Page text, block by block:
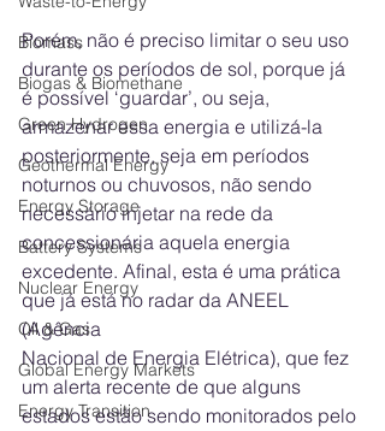
Biomass
Biogas & Biomethane
Green Hydrogen
Geothermal Energy
Energy Storage
Battery Systems
Nuclear Energy
Oil & Gas
Global Energy Markets
Energy Transition
Porém, não é preciso limitar o seu uso
durante os períodos de sol, porque já
é possível ‘guardar’, ou seja,
armazenar essa energia e utilizá-la
posteriormente, seja em períodos
noturnos ou chuvosos, não sendo
necessário injetar na rede da
concessionária aquela energia
excedente. Afinal, esta é uma prática
que já está no radar da ANEEL
(Agência
Nacional de Energia Elétrica), que fez
um alerta recente de que alguns
estados estão sendo monitorados pelo